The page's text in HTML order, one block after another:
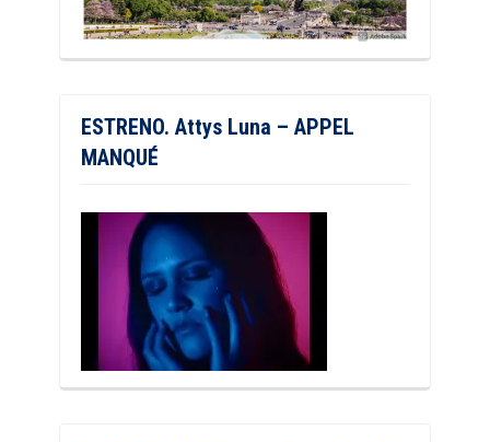
ESTRENO. Attys Luna – APPEL
MANQUÉ